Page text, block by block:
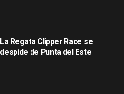
La Regata Clipper Race se
despide de Punta del Este